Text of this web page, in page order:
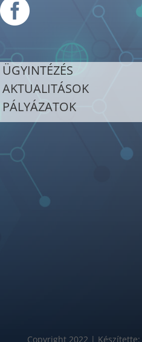

ÜGYINTÉZÉS
AKTUALITÁSOK
PÁLYÁZATOK
Copyright 2022 | Készítette: